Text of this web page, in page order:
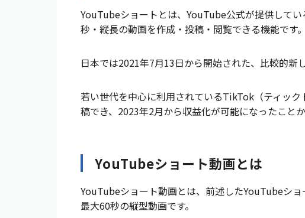
YouTubeショートとは、YouTube公式が提供して
秒・縦長の動画を作成・投稿・閲覧できる機能です。
日本では2021年7月13日から開始された、比較的新
若い世代を中心に利用されているTikTok（ティッ
稿でき、2023年2月から収益化が可能になったこと
YouTubeショート動画とは
YouTubeショート動画とは、前述したYouTubeシ
最大60秒の縦型動画です。